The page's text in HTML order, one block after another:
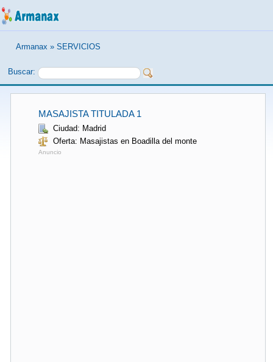
Armanax » SERVICIOS
Buscar:
MASAJISTA TITULADA 1
Ciudad: Madrid
Oferta: Masajistas en Boadilla del monte
Anuncio